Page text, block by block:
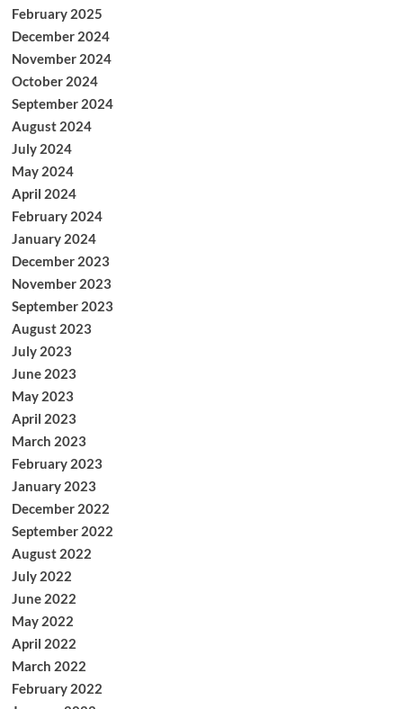
February 2025
December 2024
November 2024
October 2024
September 2024
August 2024
July 2024
May 2024
April 2024
February 2024
January 2024
December 2023
November 2023
September 2023
August 2023
July 2023
June 2023
May 2023
April 2023
March 2023
February 2023
January 2023
December 2022
September 2022
August 2022
July 2022
June 2022
May 2022
April 2022
March 2022
February 2022